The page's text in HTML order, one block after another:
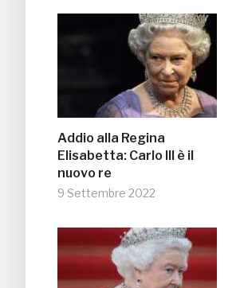
Addio alla Regina
Elisabetta: Carlo III è il
nuovo re
9 Settembre 2022